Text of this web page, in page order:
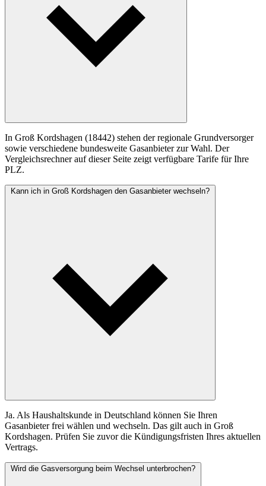
In Groß Kordshagen (18442) stehen der regionale Grundversorger
sowie verschiedene bundesweite Gasanbieter zur Wahl. Der
Vergleichsrechner auf dieser Seite zeigt verfügbare Tarife für Ihre
PLZ.
Kann ich in Groß Kordshagen den Gasanbieter wechseln?
Ja. Als Haushaltskunde in Deutschland können Sie Ihren
Gasanbieter frei wählen und wechseln. Das gilt auch in Groß
Kordshagen. Prüfen Sie zuvor die Kündigungsfristen Ihres aktuellen
Vertrags.
Wird die Gasversorgung beim Wechsel unterbrochen?